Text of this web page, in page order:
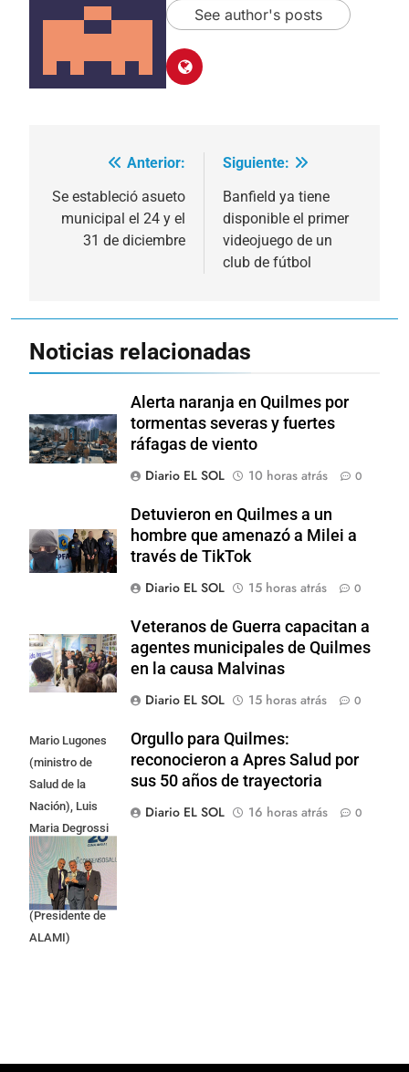
See author's posts
Navegación
de
entradas
Anterior:
Se estableció asueto
municipal el 24 y el
31 de diciembre
Siguiente:
Banfield ya tiene
disponible el primer
videojuego de un
club de fútbol
Noticias relacionadas
Alerta naranja en Quilmes por
tormentas severas y fuertes
ráfagas de viento
Diario EL SOL
10 horas atrás 0
Detuvieron en Quilmes a un
hombre que amenazó a Milei a
través de TikTok
Diario EL SOL
15 horas atrás 0
Veteranos de Guerra capacitan a
agentes municipales de Quilmes
en la causa Malvinas
Diario EL SOL
15 horas atrás 0
Mario Lugones
(ministro de
Salud de la
Nación), Luis
Maria Degrossi
(Presidente de
Apres Salud) y
Cristian Mazza
(Presidente de
ALAMI)
Orgullo para Quilmes:
reconocieron a Apres Salud por
sus 50 años de trayectoria
Diario EL SOL
16 horas atrás 0